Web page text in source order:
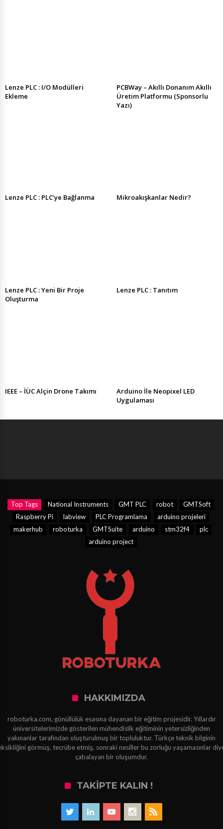
Lenze PLC : I/O Modülleri
Ekleme
PCBWay – Akıllı Donanım Akıllı
Üretim Platformu (Sponsorlu
Yazı)
Lenze PLC : PLC’ye Bağlanma Mikroakışkanlar Nedir?
Lenze PLC : Yeni Bir Proje
Oluşturma
Lenze PLC : Tanıtım
IEEE – İÜC Alçin Drone Takımı
Arduino İle Neopixel LED
Uygulaması
Top Tags National Instruments GMT PLC robot
GMTSoft
Raspberry Pi
labview PLC Programlama
arduino projeleri
makerhub
roboturka GMTSuite arduino stm32f4
plc
arduino project
HAKKIMIZDA
roboturka.com, gönüllülük esasına dayanan bir eğitim projesidir. Yıllardır
üniversitelerimizde gösterilen mühendislik eğitiminin yetersizliğinden
yakınanlar tarafından oluşturulmuş bir topluluktur. Türkçe teknik bilginin
görmüş, tecrübe etmiş, sonraki nesiller bu zorluğu yaşamasınlar
çabalayan bir oluşumdur.
TAKIPTE KALIN !